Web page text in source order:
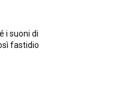
i suoni di
fastidio